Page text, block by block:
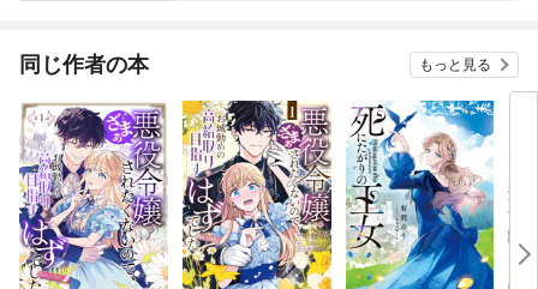
同じ作者の本 もっと見る